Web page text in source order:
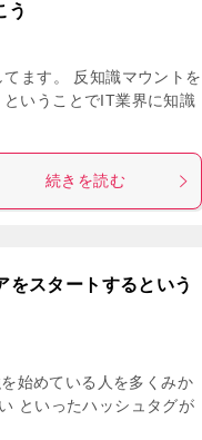
う
ます。 反知識マウントを
いうことでIT業界に知識
続きを読む
スタートするという
始めている人を多くみか
といったハッシュタグが